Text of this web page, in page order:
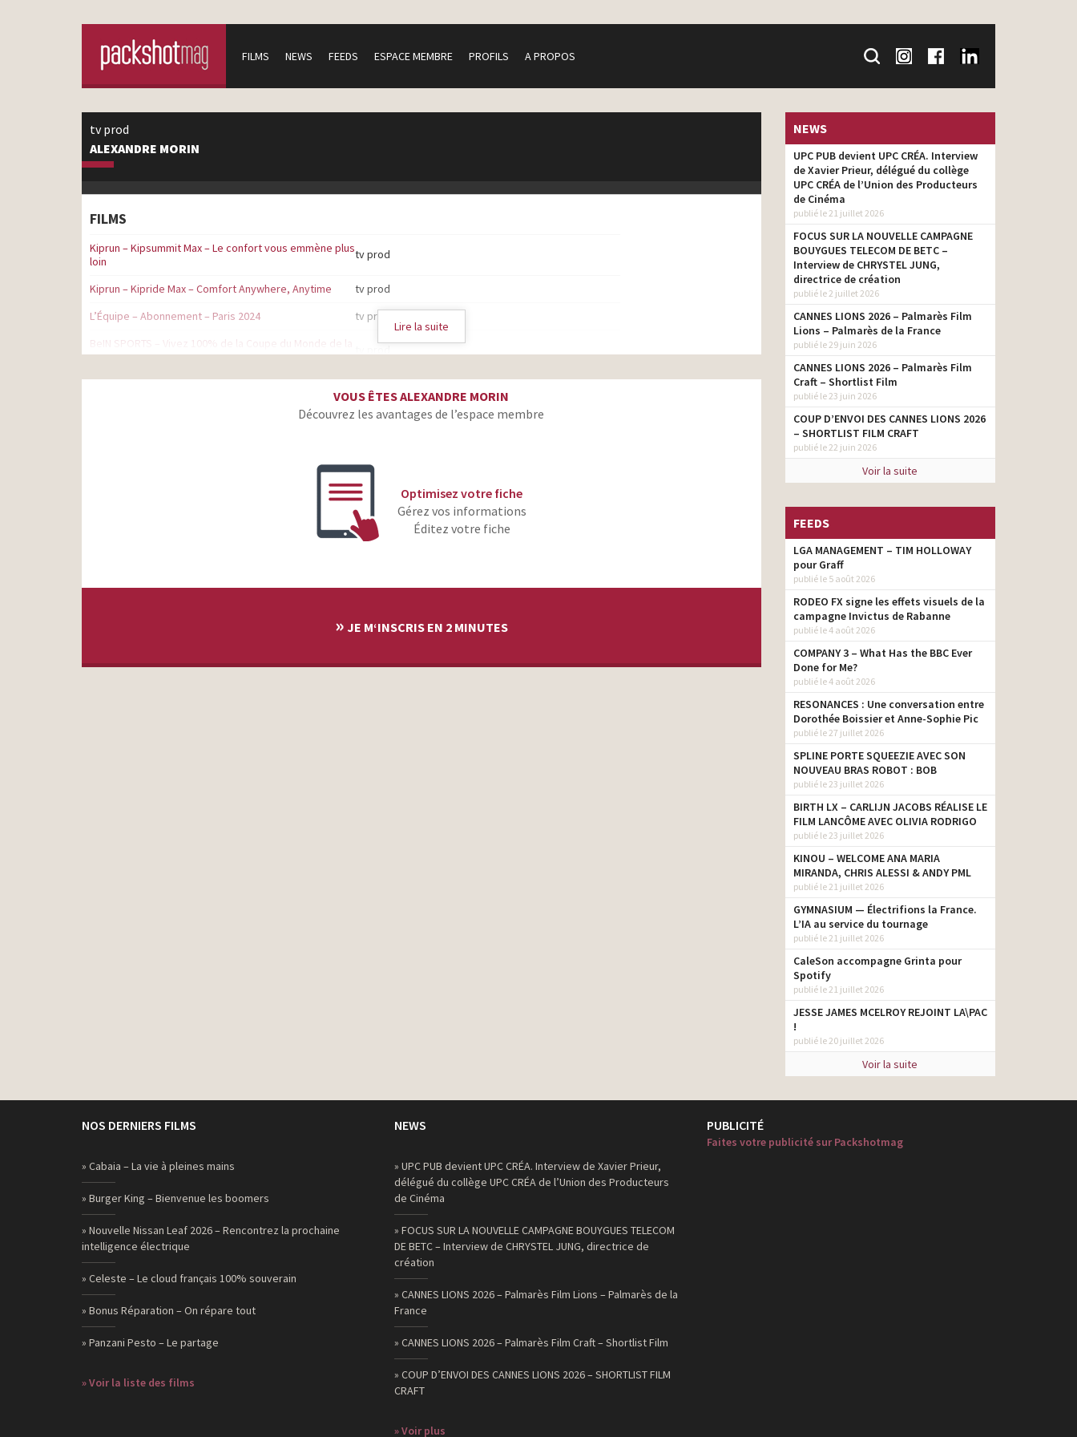
FILMS NEWS FEEDS ESPACE MEMBRE PROFILS A PROPOS
tv prod
ALEXANDRE MORIN
FILMS
Kiprun – Kipsummit Max – Le confort vous emmène plus
loin
tv prod
Kiprun – Kipride Max – Comfort Anywhere, Anytime
tv prod
L’Équipe – Abonnement – Paris 2024
tv prod
BeIN SPORTS – Vivez 100% de la Coupe du Monde de la
FIFA Qatar 2022
Crédit Agricole – Les Bleues – Tous ensemble, on les
tv prod
Lire la suite
VOUS ÊTES ALEXANDRE MORIN
Découvrez les avantages de l’espace membre
Optimisez votre fiche
Gérez vos informations
Éditez votre fiche
» JE M‘INSCRIS EN 2 MINUTES
NEWS
UPC PUB devient UPC CRÉA. Interview
de Xavier Prieur, délégué du collège
UPC CRÉA de l’Union des Producteurs
de Cinéma
publié le 21 juillet 2026
FOCUS SUR LA NOUVELLE CAMPAGNE
BOUYGUES TELECOM DE BETC –
Interview de CHRYSTEL JUNG,
directrice de création
publié le 2 juillet 2026
CANNES LIONS 2026 – Palmarès Film
Lions – Palmarès de la France
publié le 29 juin 2026
CANNES LIONS 2026 – Palmarès Film
Craft – Shortlist Film
publié le 23 juin 2026
COUP D’ENVOI DES CANNES LIONS 2026
– SHORTLIST FILM CRAFT
publié le 22 juin 2026
Voir la suite
FEEDS
LGA MANAGEMENT – TIM HOLLOWAY
pour Graff
publié le 5 août 2026
RODEO FX signe les effets visuels de la
campagne Invictus de Rabanne
publié le 4 août 2026
COMPANY 3 – What Has the BBC Ever
Done for Me?
publié le 4 août 2026
RESONANCES : Une conversation entre
Dorothée Boissier et Anne-Sophie Pic
publié le 27 juillet 2026
SPLINE PORTE SQUEEZIE AVEC SON
NOUVEAU BRAS ROBOT : BOB
publié le 23 juillet 2026
BIRTH LX – CARLIJN JACOBS RÉALISE LE
FILM LANCÔME AVEC OLIVIA RODRIGO
publié le 23 juillet 2026
KINOU – WELCOME ANA MARIA
MIRANDA, CHRIS ALESSI & ANDY PML
publié le 21 juillet 2026
GYMNASIUM — Électrifions la France.
L’IA au service du tournage
publié le 21 juillet 2026
CaleSon accompagne Grinta pour
Spotify
publié le 21 juillet 2026
JESSE JAMES MCELROY REJOINT LA\PAC
!
publié le 20 juillet 2026
Voir la suite
NOS DERNIERS FILMS
» Cabaia – La vie à pleines mains
» Burger King – Bienvenue les boomers
» Nouvelle Nissan Leaf 2026 – Rencontrez la prochaine
intelligence électrique
» Celeste – Le cloud français 100% souverain
» Bonus Réparation – On répare tout
» Panzani Pesto – Le partage
» Voir la liste des films
NEWS
» UPC PUB devient UPC CRÉA. Interview de Xavier Prieur,
délégué du collège UPC CRÉA de l’Union des Producteurs
de Cinéma
» FOCUS SUR LA NOUVELLE CAMPAGNE BOUYGUES TELECOM
DE BETC – Interview de CHRYSTEL JUNG, directrice de
création
» CANNES LIONS 2026 – Palmarès Film Lions – Palmarès de la
France
» CANNES LIONS 2026 – Palmarès Film Craft – Shortlist Film
» COUP D’ENVOI DES CANNES LIONS 2026 – SHORTLIST FILM
CRAFT
» Voir plus
PUBLICITÉ
Faites votre publicité sur Packshotmag